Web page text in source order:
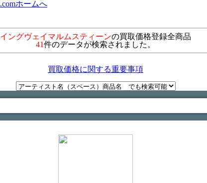
イングヴェイマルムスティーンの買取価格登録全商品
41件のデータが検索されました。
買取価格に関する重要事項